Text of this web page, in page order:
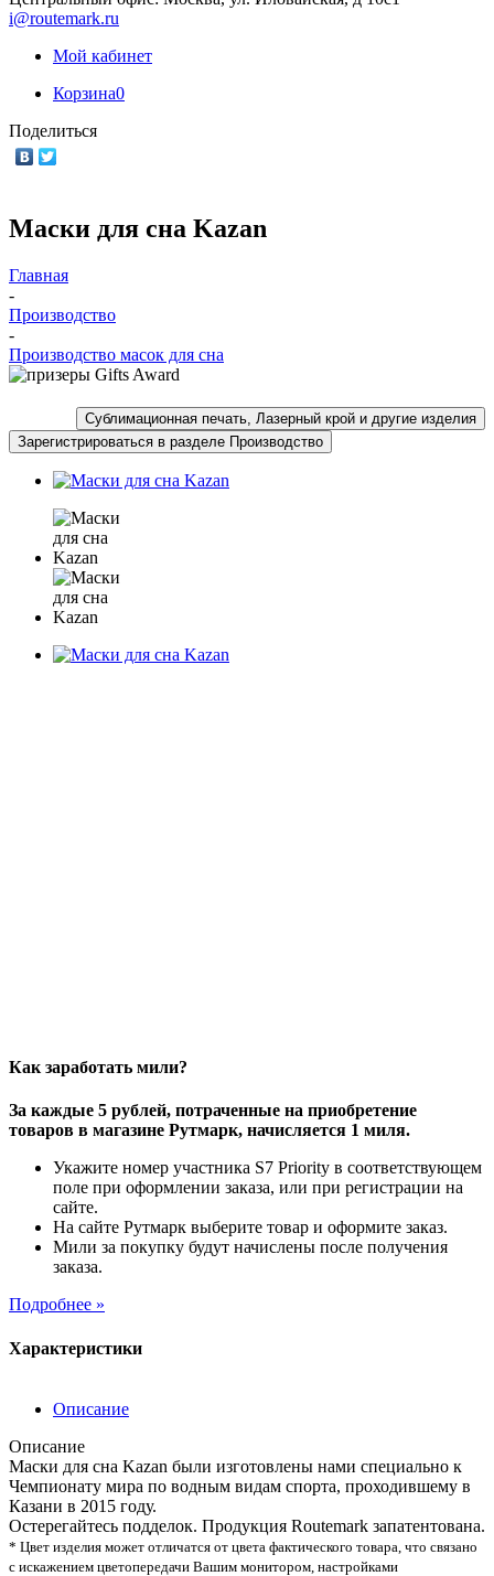
i@routemark.ru
Мой кабинет
Корзина0
Поделиться
Маски для сна Kazan
Главная
-
Производство
-
Производство масок для сна
Сублимационная печать, Лазерный крой и другие изделия
Зарегистрироваться в разделе Производство
Как заработать мили?
За каждые 5 рублей, потраченные на приобретение
товаров в магазине Рутмарк, начисляется 1 миля.
Укажите номер участника S7 Priority в соответствующем
поле при оформлении заказа, или при регистрации на
сайте.
На сайте Рутмарк выберите товар и оформите заказ.
Мили за покупку будут начислены после получения
заказа.
Подробнее »
Характеристики
Описание
Описание
Маски для сна Kazan были изготовлены нами специально к
Чемпионату мира по водным видам спорта, проходившему в
Казани в 2015 году.
Остерегайтесь подделок. Продукция Routemark запатентована.
* Цвет изделия может отличатся от цвета фактического товара, что связано
с искажением цветопередачи Вашим монитором, настройками